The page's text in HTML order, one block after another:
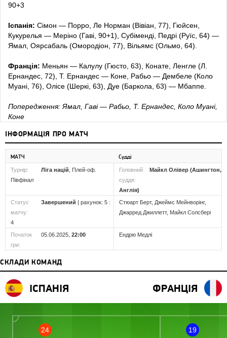
90+3
Іспанія: Сімон — Порро, Ле Норман (Вівіан, 77), Гюйсен,
Кукурелья — Меріно (Гаві, 90+1), Субіменді, Педрі (Руїс, 64) —
Ямал, Оярсабаль (Омородіон, 77), Вільямс (Ольмо, 64).
Франція: Меньян — Калулу (Гюсто, 63), Конате, Ленгле (Л.
Ернандес, 72), Т. Ернандес — Коне, Рабьо — Дембеле (Коло
Муані, 76), Олісе (Шеркі, 63), Дуе (Баркола, 63) — Мбаппе.
Попередження: Ямал, Гаві — Рабьо, Т. Ернандес, Коло Муані,
Коне
ІНФОРМАЦІЯ ПРО МАТЧ
МАТЧ Судді
Турнір: Ліга націй , Плей-оф.
Півфінал
Головний
суддя:
Майкл Олівер (Ашингтон,
Англія)
Статус
матчу:
Завершений | рахунок: 5 :
4
Стюарт Берт, Джеймс Мейнворінг,
Джарред Джиллетт, Майкл Солсбері
Початок
гри:
05.06.2025, 22:00 Ендрю Медлі
СКЛАДИ КОМАНД
ІСПАНІЯ ФРАНЦІЯ
24 19